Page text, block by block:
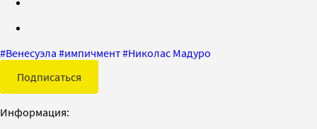
#Венесуэла #импичмент#Николас Мадуро
Подписаться
Информация: